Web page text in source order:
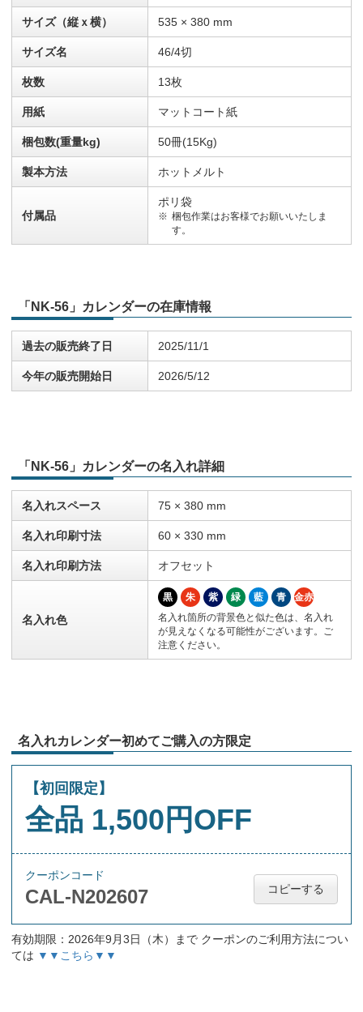
サイズ（縦ｘ横） 535 × 380 mm
サイズ名 46/4切
枚数 13枚
用紙 マットコート紙
梱包数(重量kg) 50冊(15Kg)
製本方法 ホットメルト
付属品
ポリ袋
梱包作業はお客様でお願いいたしま
す。
「NK-56」カレンダーの在庫情報
過去の販売終了日 2025/11/1
今年の販売開始日 2026/5/12
「NK-56」カレンダーの名入れ詳細
名入れスペース 75 × 380 mm
名入れ印刷寸法 60 × 330 mm
名入れ印刷方法 オフセット
名入れ色
黒 朱 紫 緑 藍 青
金赤
名入れ箇所の背景色と似た色は、名入れ
が見えなくなる可能性がございます。ご
注意ください。
名入れカレンダー初めてご購入の方限定
【初回限定】
全品 1,500円OFF
クーポンコード
CAL-N202607 コピーする
有効期限：2026年9月3日（木）まで クーポンのご利用方法につい
ては ▼▼こちら▼▼